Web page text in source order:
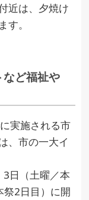
近は、夕焼け
。
ど福祉や
実施される市
、市の一大イ
日（土曜／本
祭2日目）に開